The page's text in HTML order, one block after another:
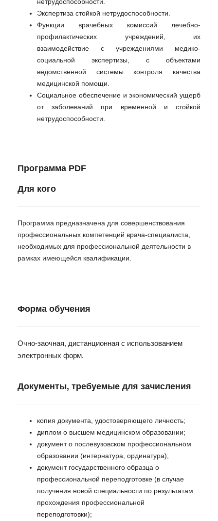
Экспертиза стойкой нетрудоспособности.
Функции врачебных комиссий лечебно-
профилактических учреждений, их
взаимодействие с учреждениями медико-
социальной экспертизы, с объектами
ведомственной системы контроля качества
медицинской помощи.
Социальное обеспечение и экономический ущерб
от заболеваний при временной и стойкой
нетрудоспособности.
Программа PDF
Для кого
Программа предназначена для совершенствования
профессиональных компетенций врача-специалиста,
необходимых для профессиональной деятельности в
рамках имеющейся квалификации.
Форма обучения
Очно-заочная, дистанционная с использованием
электронных форм.
Документы, требуемые для зачисления
копия документа, удостоверяющего личность;
диплом о высшем медицинском образовании;
документ о послевузовском профессиональном
образовании (интернатура, ординатура);
документ государственного образца о
профессиональной переподготовке (в случае
получения новой специальности по результатам
прохождения профессиональной
переподготовки);